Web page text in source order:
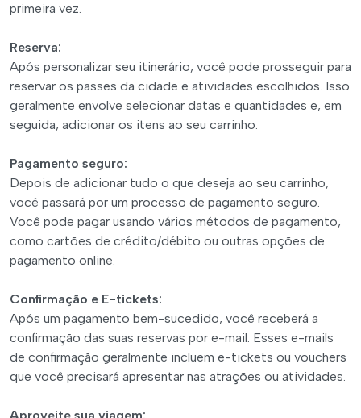
primeira vez.
Reserva:
Após personalizar seu itinerário, você pode prosseguir para
reservar os passes da cidade e atividades escolhidos. Isso
geralmente envolve selecionar datas e quantidades e, em
seguida, adicionar os itens ao seu carrinho.
Pagamento seguro:
Depois de adicionar tudo o que deseja ao seu carrinho,
você passará por um processo de pagamento seguro.
Você pode pagar usando vários métodos de pagamento,
como cartões de crédito/débito ou outras opções de
pagamento online.
Confirmação e E-tickets:
Após um pagamento bem-sucedido, você receberá a
confirmação das suas reservas por e-mail. Esses e-mails
de confirmação geralmente incluem e-tickets ou vouchers
que você precisará apresentar nas atrações ou atividades.